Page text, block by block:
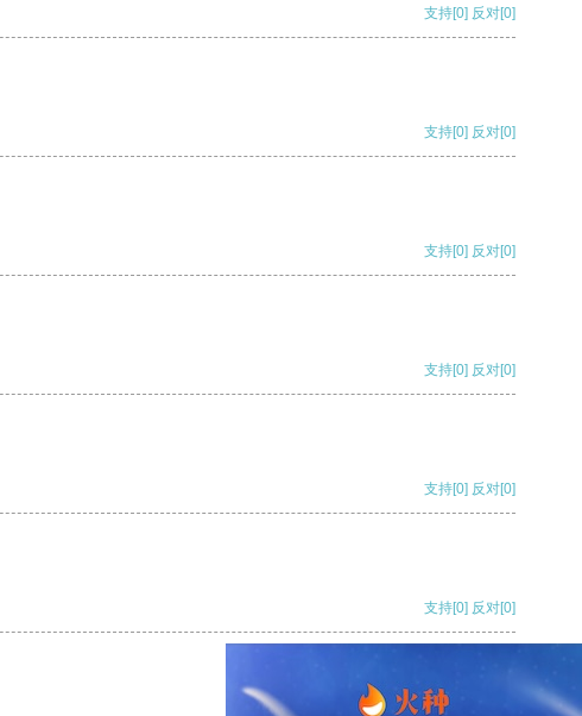
支持[0] 反对[0]
支持[0] 反对[0]
支持[0] 反对[0]
支持[0] 反对[0]
支持[0] 反对[0]
支持[0] 反对[0]